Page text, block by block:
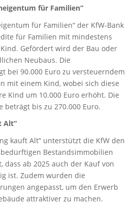
für Familien“
für Familien“ der KfW-Bank
für Familien mit mindestens
Gefördert wird der Bau oder
Neubaus. Die
bei 90.000 Euro zu versteuerndem
mit einem Kind, wobei sich diese
Kind um 10.000 Euro erhöht. Die
beträgt bis zu 270.000 Euro.
Alt“
kauft Alt“ unterstützt die KfW den
Bestandsimmobilien
dass ab 2025 auch der Kauf von
ist. Zudem wurden die
angepasst, um den Erwerb
attraktiver zu machen.